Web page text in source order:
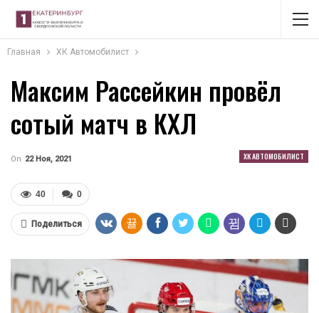
Главная ХК Автомобилист
Максим Рассейкин провёл
сотый матч в КХЛ
ХК АВТОМОБИЛИСТ
On 22 Ноя, 2021
0
40
Поделиться